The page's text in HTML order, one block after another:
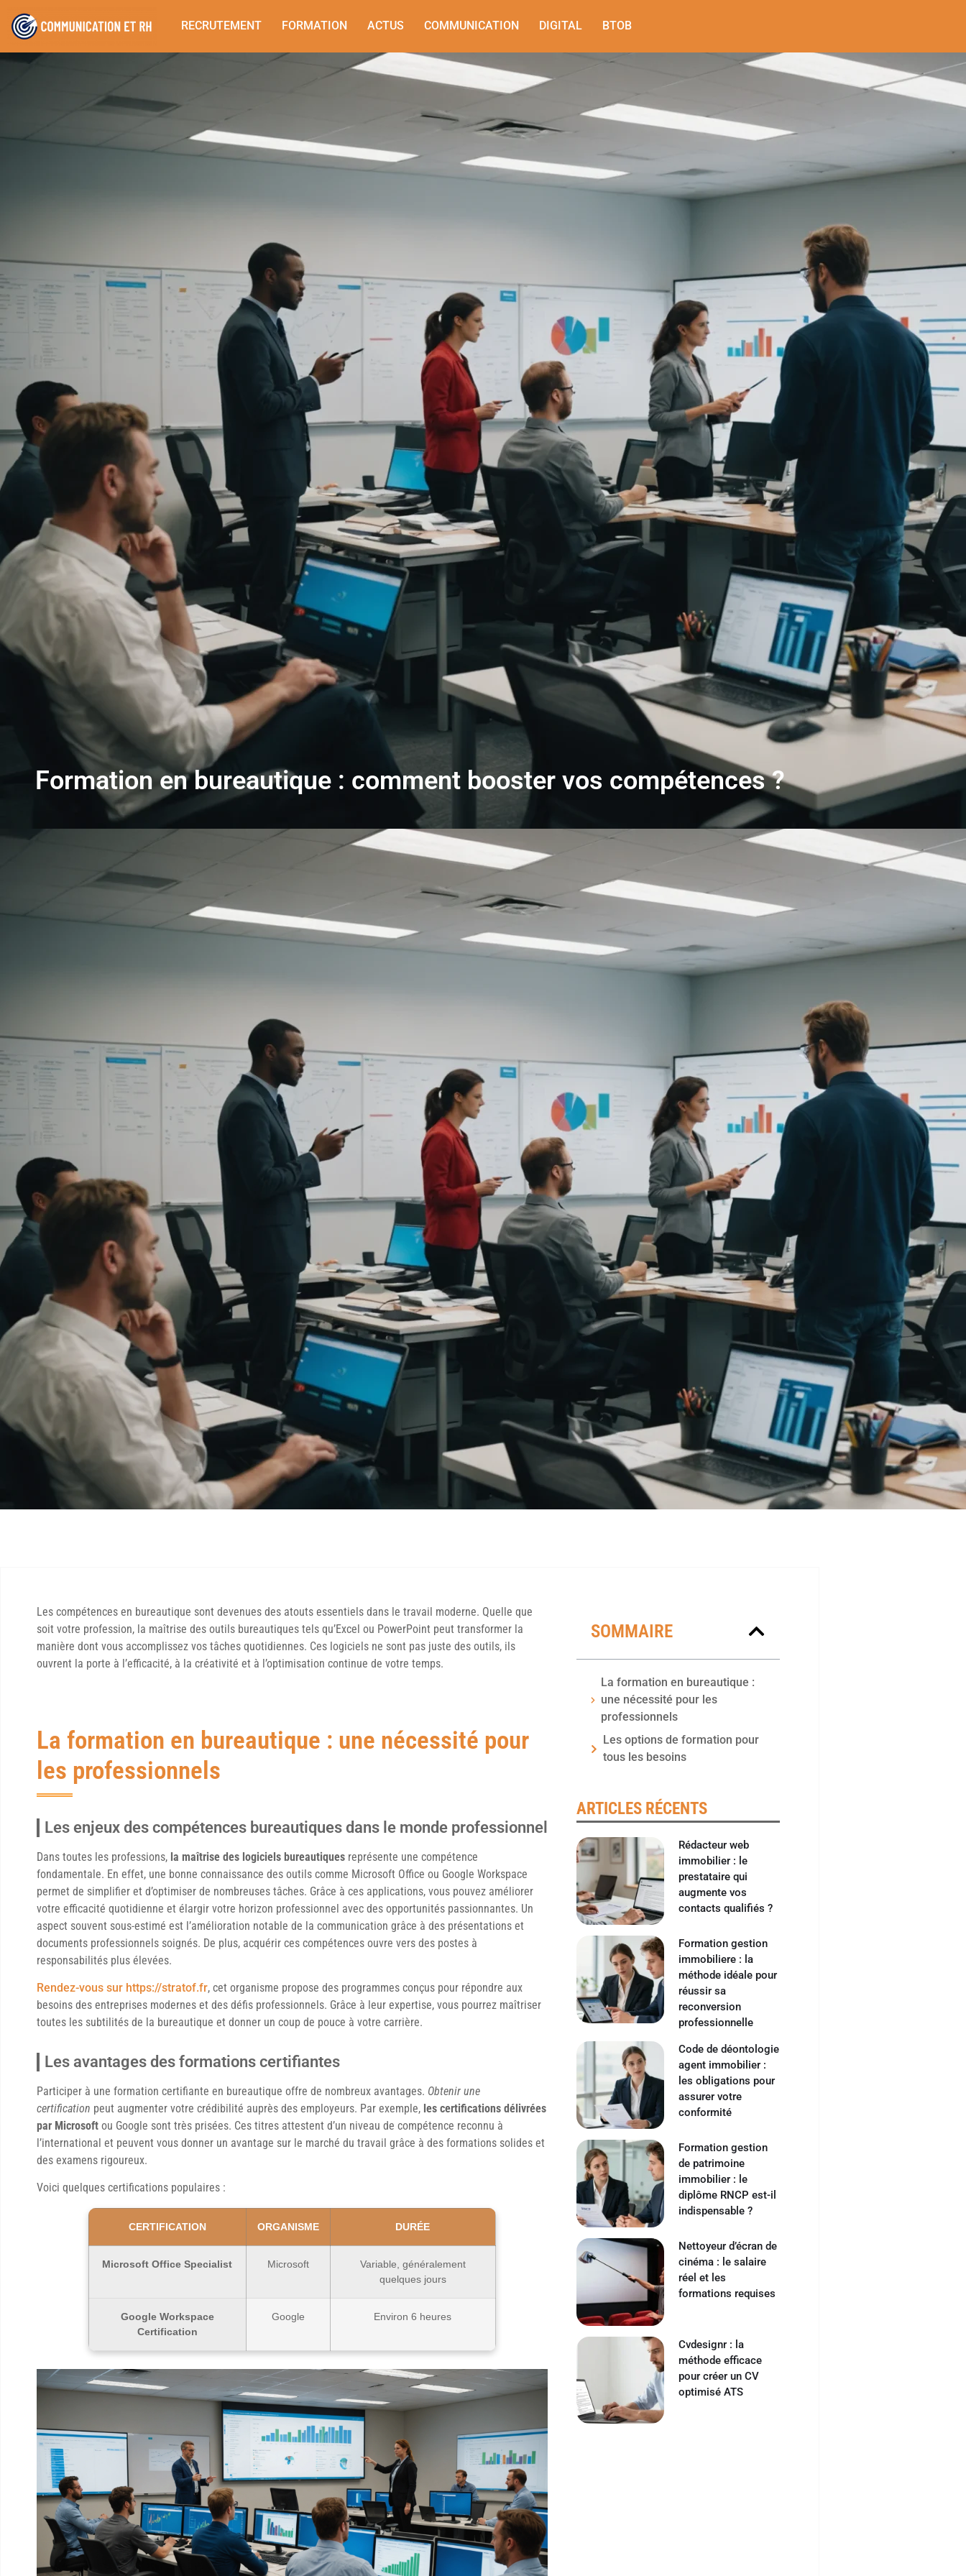
RECRUTEMENT FORMATION ACTUS COMMUNICATION DIGITAL BTOB
Formation en bureautique : comment booster vos compétences ?
Les compétences en bureautique sont devenues des atouts essentiels dans le travail moderne. Quelle que
soit votre profession, la maîtrise des outils bureautiques tels qu’Excel ou PowerPoint peut transformer la
manière dont vous accomplissez vos tâches quotidiennes. Ces logiciels ne sont pas juste des outils, ils
ouvrent la porte à l’efficacité, à la créativité et à l’optimisation continue de votre temps.
La formation en bureautique : une nécessité pour
les professionnels
Les enjeux des compétences bureautiques dans le monde professionnel
Dans toutes les professions, la maîtrise des logiciels bureautiques représente une compétence
fondamentale. En effet, une bonne connaissance des outils comme Microsoft Office ou Google Workspace
permet de simplifier et d’optimiser de nombreuses tâches. Grâce à ces applications, vous pouvez améliorer
votre efficacité quotidienne et élargir votre horizon professionnel avec des opportunités passionnantes. Un
aspect souvent sous-estimé est l’amélioration notable de la communication grâce à des présentations et
documents professionnels soignés. De plus, acquérir ces compétences ouvre vers des postes à
responsabilités plus élevées.
Rendez-vous sur https://stratof.fr, cet organisme propose des programmes conçus pour répondre aux
besoins des entreprises modernes et des défis professionnels. Grâce à leur expertise, vous pourrez maîtriser
toutes les subtilités de la bureautique et donner un coup de pouce à votre carrière.
Les avantages des formations certifiantes
Participer à une formation certifiante en bureautique offre de nombreux avantages. Obtenir une
certification peut augmenter votre crédibilité auprès des employeurs. Par exemple, les certifications délivrées
par Microsoft ou Google sont très prisées. Ces titres attestent d’un niveau de compétence reconnu à
l’international et peuvent vous donner un avantage sur le marché du travail grâce à des formations solides et
des examens rigoureux.
Voici quelques certifications populaires :
CERTIFICATION ORGANISME DURÉE
Microsoft Office Specialist Microsoft
Variable, généralement
quelques jours
Google Workspace
Certification
Google Environ 6 heures
SOMMAIRE
La formation en bureautique :
une nécessité pour les
professionnels
Les options de formation pour
tous les besoins
ARTICLES RÉCENTS
Rédacteur web
immobilier : le
prestataire qui
augmente vos
contacts qualifiés ?
Formation gestion
immobiliere : la
méthode idéale pour
réussir sa
reconversion
professionnelle
Code de déontologie
agent immobilier :
les obligations pour
assurer votre
conformité
Formation gestion
de patrimoine
immobilier : le
diplôme RNCP est-il
indispensable ?
Nettoyeur d’écran de
cinéma : le salaire
réel et les
formations requises
Cvdesignr : la
méthode efficace
pour créer un CV
optimisé ATS